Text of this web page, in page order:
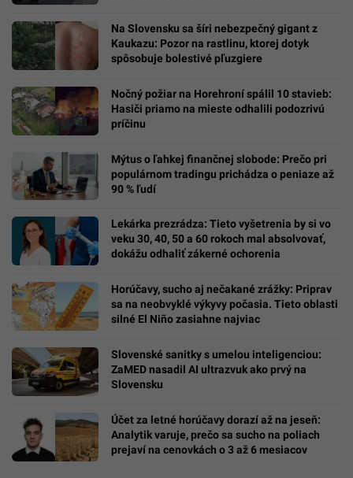
Na Slovensku sa šíri nebezpečný gigant z
Kaukazu: Pozor na rastlinu, ktorej dotyk
spôsobuje bolestivé pľuzgiere
Nočný požiar na Horehroní spálil 10 stavieb:
Hasiči priamo na mieste odhalili podozrivú
príčinu
Mýtus o ľahkej finančnej slobode: Prečo pri
populárnom tradingu prichádza o peniaze až
90 % ľudí
Lekárka prezrádza: Tieto vyšetrenia by si vo
veku 30, 40, 50 a 60 rokoch mal absolvovať,
dokážu odhaliť zákerné ochorenia
Horúčavy, sucho aj nečakané zrážky: Priprav
sa na neobvyklé výkyvy počasia. Tieto oblasti
silné El Niño zasiahne najviac
Slovenské sanitky s umelou inteligenciou:
ZaMED nasadil AI ultrazvuk ako prvý na
Slovensku
Účet za letné horúčavy dorazí až na jeseň:
Analytik varuje, prečo sa sucho na poliach
prejaví na cenovkách o 3 až 6 mesiacov